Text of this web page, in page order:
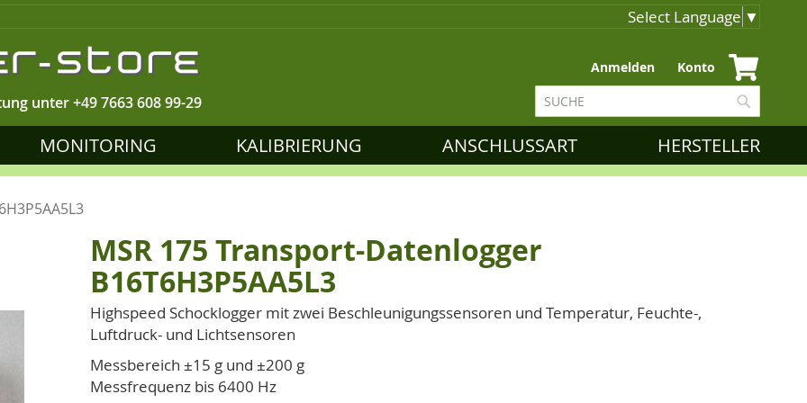
Select Language ▼
unter+49 7663 608 99-29
Zum
Inhalt
springen
Anmelden Konto
Suche
MONITORING KALIBRIERUNG ANSCHLUSSART HERSTELLER
MSR 175 Transport-Datenlogger
B16T6H3P5AA5L3
Highspeed Schocklogger mit zwei Beschleunigungssensoren und Temperatur, Feuchte-,
Luftdruck- und Lichtsensoren
Messbereich ±15 g und ±200 g
Messfrequenz bis 6400 Hz